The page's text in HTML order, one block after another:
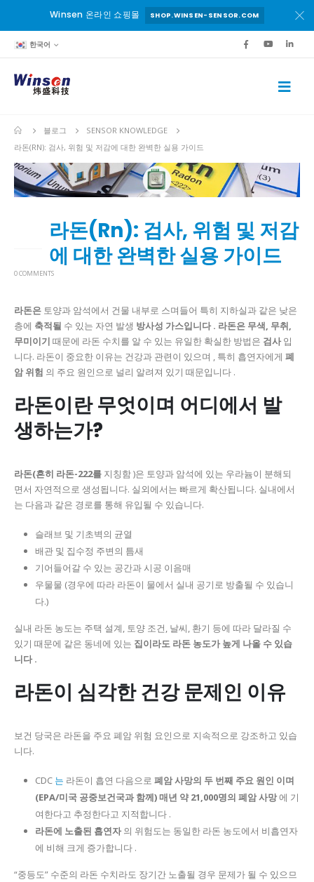
Winsen 온라인 쇼핑몰 SHOP.WINSEN-SENSOR.COM
한국어
블로그
SENSOR KNOWLEDGE
라돈(RN): 검사, 위험 및 저감에 대한 완벽한 실용 가이드
라돈(Rn): 검사, 위험 및 저감
에 대한 완벽한 실용 가이드
0 COMMENTS
라돈은 토양과 암석에서 건물 내부로 스며들어 특히 지하실과 같은 낮은
층에 축적될 수 있는 자연 발생 방사성 가스입니다 . 라돈은 무색, 무취,
무미이기 때문에 라돈 수치를 알 수 있는 유일한 확실한 방법은 검사입
니다. 라돈이 중요한 이유는 건강과 관련이 있으며 , 특히 흡연자에게 폐
암 위험 의 주요 원인으로 널리 알려져 있기 때문입니다 .
라돈이란 무엇이며 어디에서 발
생하는가?
라돈(흔히 라돈-222를 지칭함 )은 토양과 암석에 있는 우라늄이 분해되
면서 자연적으로 생성됩니다. 실외에서는 빠르게 확산됩니다. 실내에서
는 다음과 같은 경로를 통해 유입될 수 있습니다.
슬래브 및 기초벽의 균열
배관 및 집수정 주변의 틈새
기어들어갈 수 있는 공간과 시공 이음매
우물물 (경우에 따라 라돈이 물에서 실내 공기로 방출될 수 있습니
다.)
실내 라돈 농도는 주택 설계, 토양 조건, 날씨, 환기 등에 따라 달라질 수
있기 때문에 같은 동네에 있는 집이라도 라돈 농도가 높게 나올 수 있습
니다 .
라돈이 심각한 건강 문제인 이유
보건 당국은 라돈을 주요 폐암 위험 요인으로 지속적으로 강조하고 있습
니다.
CDC 는 라돈이 흡연 다음으로 폐암 사망의 두 번째 주요 원인 이며
(EPA/미국 공중보건국과 함께)매년 약 21,000명의 폐암 사망에 기
여한다고 추정한다고 지적합니다 .
라돈에 노출된 흡연자의 위험도는 동일한 라돈 농도에서 비흡연자
에 비해 크게 증가합니다 .
“중등도” 수준의 라돈 수치라도 장기간 노출될 경우 문제가 될 수 있으므